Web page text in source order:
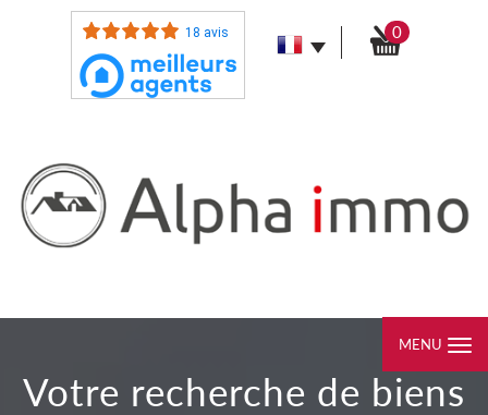
18 avis 0
MENU
votre recherche de biens